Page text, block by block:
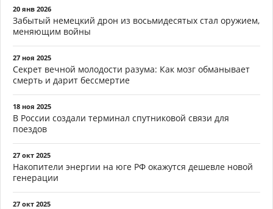
20 янв 2026
Забытый немецкий дрон из восьмидесятых стал оружием,
меняющим войны
27 ноя 2025
Секрет вечной молодости разума: Как мозг обманывает
смерть и дарит бессмертие
18 ноя 2025
В России создали терминал спутниковой связи для
поездов
27 окт 2025
Накопители энергии на юге РФ окажутся дешевле новой
генерации
27 окт 2025